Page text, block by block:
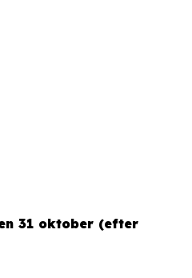
31 oktober (efter